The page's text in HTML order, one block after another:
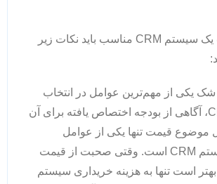
اما برای انتخاب یک سیستم CRM مناسب باید نکات زیر
یکی از مهم‌ترین عوامل در انتخاب
یک سیستم CRM، آگاهی از بودجه اختصاص یافته برای آن
موضوع قیمت تنها یکی از عوامل
تاثیرگذار بر سیستم CRM است. وقتی صحبت از قیمت
است تنها به هزینه خریداری سیستم